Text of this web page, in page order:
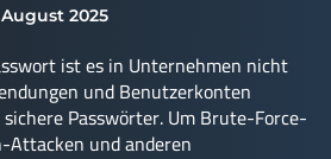
2025
ist es in Unternehmen nicht
und Benutzerkonten
Passwörter. Um Brute-Force-
und anderen